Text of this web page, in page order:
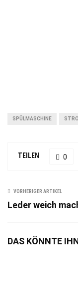
SPÜLMASCHINE
TEILEN 0
VORHERIGER ARTIKEL
Leder weich
DAS KÖNNTE